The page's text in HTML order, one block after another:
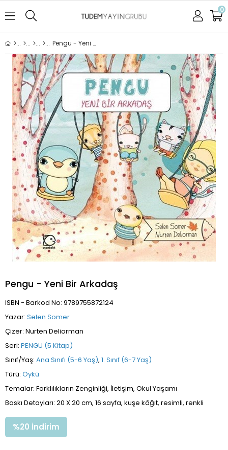
0
Pengu - Yeni Bir Arkadaş
Pengu - Yeni Bir Arkadaş
ISBN - Barkod No: 9789755872124
Yazar: Selen Somer
Çizer: Nurten Deliorman
Seri: PENGU (5 Kitap)
Sınıf/Yaş: Ana Sınıfı (5-6 Yaş), 1. Sınıf (6-7 Yaş)
Türü: Öykü
Temalar: Farklılıkların Zenginliği, İletişim, Okul Yaşamı
Baskı Detayları: 20 X 20 cm, 16 sayfa, kuşe kâğıt, resimli, renkli
%20 İndirim